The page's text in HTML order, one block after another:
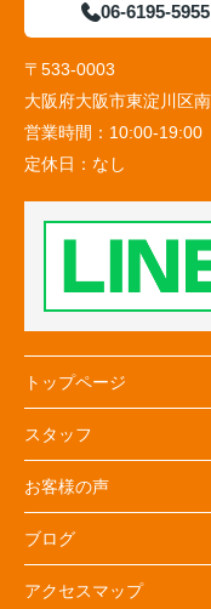
06-6195-5955
〒533-0003
大阪府大阪市東淀川区
営業時間： 10:00-19:00
定休日： なし
トップページ
スタッフ
お客様の声
ブログ
アクセスマップ